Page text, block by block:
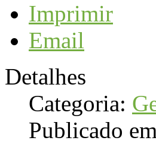
Imprimir
Email
Detalhes
Categoria:
Publicado